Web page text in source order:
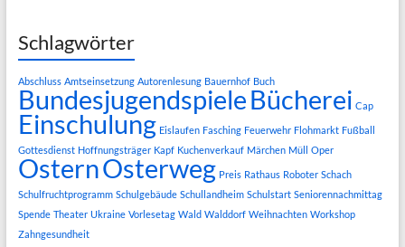
Schlagwörter
Abschluss Amtseinsetzung Autorenlesung Bauernhof Buch
BundesjugendspieleBücherei Cap
Einschulung Eislaufen Fasching Feuerwehr Flohmarkt Fußball
Gottesdienst Hoffnungsträger Kapf Kuchenverkauf Märchen Müll Oper
OsternOsterweg Preis Rathaus Roboter Schach
Schulfruchtprogramm Schulgebäude Schullandheim Schulstart Seniorennachmittag
Spende Theater Ukraine Vorlesetag Wald Walddorf Weihnachten Workshop
Zahngesundheit